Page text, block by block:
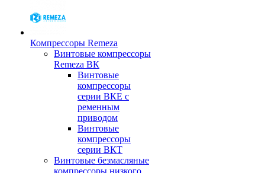
Компрессоры Remeza
Винтовые компрессоры
Remeza ВК
Винтовые
компрессоры
серии ВКЕ с
ременным
приводом
Винтовые
компрессоры
серии ВКТ
Винтовые безмасляные
компрессоры низкого